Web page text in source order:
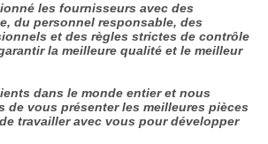
les fournisseurs avec des
du personnel responsable, des
et des règles strictes de contrôle
la meilleure qualité et le meilleur
dans le monde entier et nous
de vous présenter les meilleures pièces
travailler avec vous pour développer